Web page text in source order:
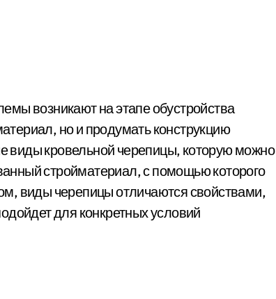
возникают на этапе обустройства
но и продумать конструкцию
виды кровельной черепицы, которую можно
стройматериал, с помощью которого
виды черепицы отличаются свойствами,
для конкретных условий